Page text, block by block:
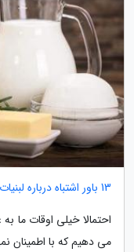
13 باور اشتباه درباره لبنیات
احتمالا خیلی اوقات ما
می دهیم که با اطمینان